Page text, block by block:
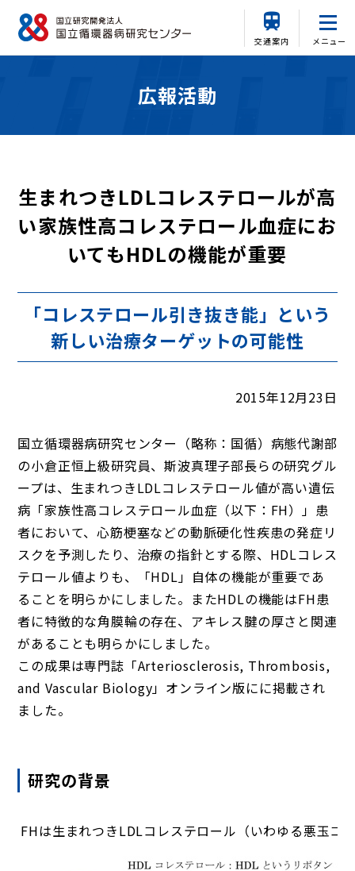
交通案内 メニュー
広報活動
生まれつきLDLコレステロールが高
い家族性高コレステロール血症にお
いてもHDLの機能が重要
「コレステロール引き抜き能」という
新しい治療ターゲットの可能性
2015年12月23日
国立循環器病研究センター（略称：国循）病態代謝部
の小倉正恒上級研究員、斯波真理子部長らの研究グル
ープは、生まれつきLDLコレステロール値が高い遺伝
病「家族性高コレステロール血症（以下：FH）」患
者において、心筋梗塞などの動脈硬化性疾患の発症リ
スクを予測したり、治療の指針とする際、HDLコレス
テロール値よりも、「HDL」自体の機能が重要であ
ることを明らかにしました。またHDLの機能はFH患
者に特徴的な角膜輪の存在、アキレス腱の厚さと関連
があることも明らかにしました。
この成果は専門誌「Arteriosclerosis, Thrombosis,
and Vascular Biology」オンライン版にに掲載され
ました。
研究の背景
FHは生まれつきLDLコレステロール（いわゆる悪玉コ